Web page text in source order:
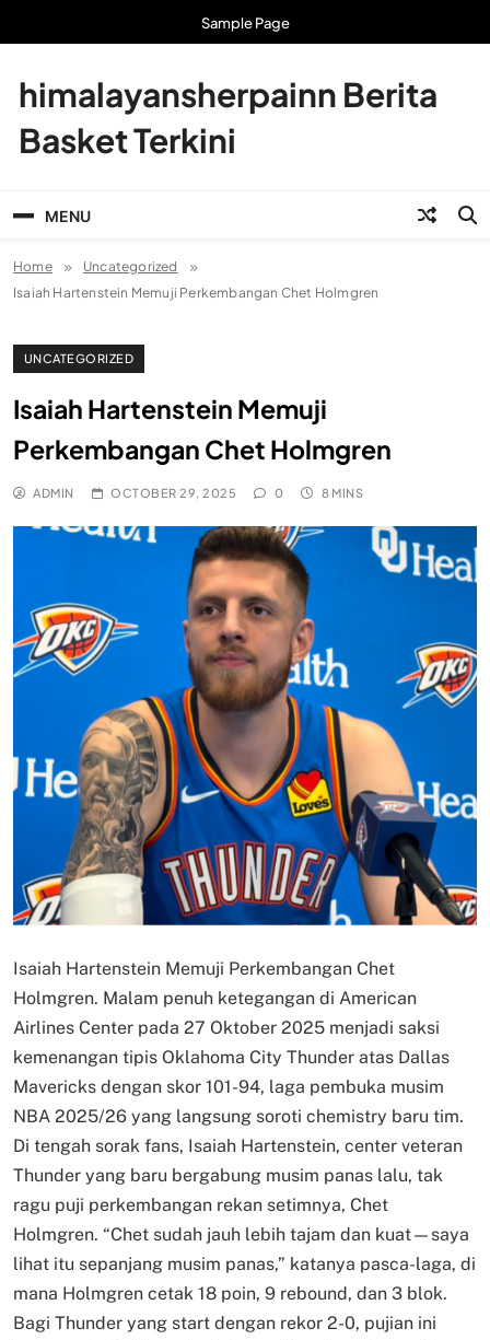
Sample Page
himalayansherpainn Berita
Basket Terkini
MENU
Home
Uncategorized
Isaiah Hartenstein Memuji Perkembangan Chet Holmgren
UNCATEGORIZED
Isaiah Hartenstein Memuji
Perkembangan Chet Holmgren
ADMIN OCTOBER 29, 2025 0 8 MINS
Isaiah Hartenstein Memuji Perkembangan Chet
Holmgren. Malam penuh ketegangan di American
Airlines Center pada 27 Oktober 2025 menjadi saksi
kemenangan tipis Oklahoma City Thunder atas Dallas
Mavericks dengan skor 101-94, laga pembuka musim
NBA 2025/26 yang langsung soroti chemistry baru tim.
Di tengah sorak fans, Isaiah Hartenstein, center veteran
Thunder yang baru bergabung musim panas lalu, tak
ragu puji perkembangan rekan setimnya, Chet
Holmgren. “Chet sudah jauh lebih tajam dan kuat—saya
lihat itu sepanjang musim panas,” katanya pasca-laga, di
mana Holmgren cetak 18 poin, 9 rebound, dan 3 blok.
Bagi Thunder yang start dengan rekor 2-0, pujian ini